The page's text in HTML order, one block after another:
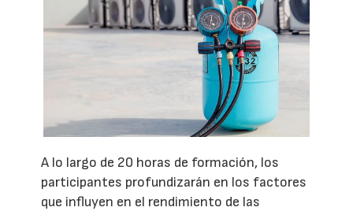
A lo largo de 20 horas de formación, los
participantes profundizarán en los factores
que influyen en el rendimiento de las